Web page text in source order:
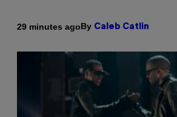
29 minutes agoBy Caleb Catlin